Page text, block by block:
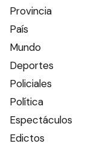
Provincia
País
Mundo
Deportes
Policiales
Política
Espectáculos
Edictos